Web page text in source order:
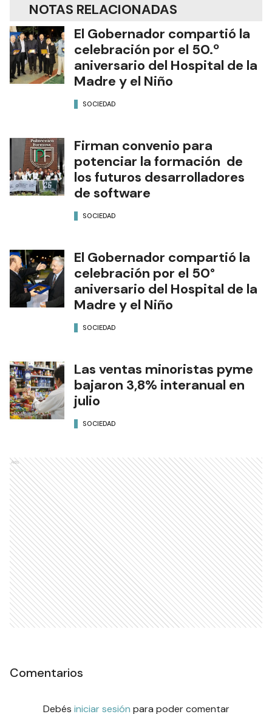
NOTAS RELACIONADAS
El Gobernador compartió la
celebración por el 50.º
aniversario del Hospital de la
Madre y el Niño
SOCIEDAD
Firman convenio para
potenciar la formación de
los futuros desarrolladores
de software
SOCIEDAD
El Gobernador compartió la
celebración por el 50°
aniversario del Hospital de la
Madre y el Niño
SOCIEDAD
Las ventas minoristas pyme
bajaron 3,8% interanual en
julio
SOCIEDAD
Ads
Comentarios
Debés iniciar sesión para poder comentar